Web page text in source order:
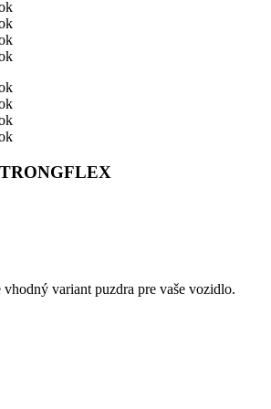
variant puzdra pre vaše vozidlo.